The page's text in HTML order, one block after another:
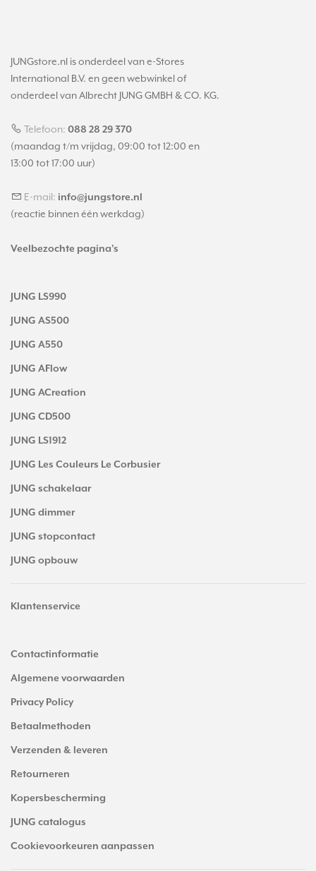
JUNGstore.nl is onderdeel van e-Stores
International B.V. en geen webwinkel of
onderdeel van Albrecht JUNG GMBH & CO. KG.
Telefoon: 088 28 29 370
(maandag t/m vrijdag, 09:00 tot 12:00 en
13:00 tot 17:00 uur)
E-mail: info@jungstore.nl
(reactie binnen één werkdag)
Veelbezochte pagina's
JUNG LS990
JUNG AS500
JUNG A550
JUNG AFlow
JUNG ACreation
JUNG CD500
JUNG LS1912
JUNG Les Couleurs Le Corbusier
JUNG schakelaar
JUNG dimmer
JUNG stopcontact
JUNG opbouw
Klantenservice
Contactinformatie
Algemene voorwaarden
Privacy Policy
Betaalmethoden
Verzenden & leveren
Retourneren
Kopersbescherming
JUNG catalogus
Cookievoorkeuren aanpassen